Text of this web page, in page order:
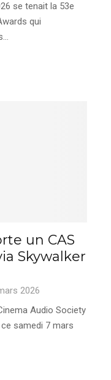
se tenait la 53e
qui
un CAS
Skywalker
2026
Audio Society
samedi 7 mars